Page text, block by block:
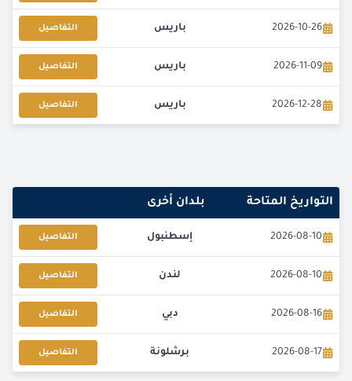
2026-10-26 باريس التفاصيل
2026-11-09 باريس التفاصيل
2026-12-28 باريس التفاصيل
التواريخ المتاحة بلدان أخرى
2026-08-10 إسطنبول التفاصيل
2026-08-10 لندن التفاصيل
2026-08-16 دبي التفاصيل
2026-08-17 برشلونة التفاصيل